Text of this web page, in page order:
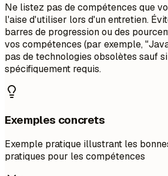
Ne listez pas de compétences que
l'aise d'utiliser lors d'un entretien.
barres de progression ou des
vos compétences (par exemple,
pas de technologies obsolètes sauf
spécifiquement requis.
Exemples concrets
Exemple pratique illustrant les
pratiques pour les compétences